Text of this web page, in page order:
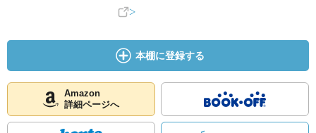
本棚に登録する
Amazon
詳細ページへ